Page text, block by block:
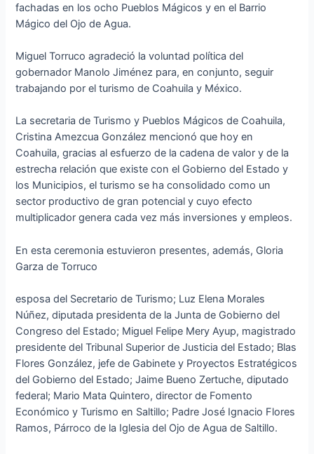
fachadas en los ocho Pueblos Mágicos y en el Barrio
Mágico del Ojo de Agua.
Miguel Torruco agradeció la voluntad política del
gobernador Manolo Jiménez para, en conjunto, seguir
trabajando por el turismo de Coahuila y México.
La secretaria de Turismo y Pueblos Mágicos de Coahuila,
Cristina Amezcua González mencionó que hoy en
Coahuila, gracias al esfuerzo de la cadena de valor y de la
estrecha relación que existe con el Gobierno del Estado y
los Municipios, el turismo se ha consolidado como un
sector productivo de gran potencial y cuyo efecto
multiplicador genera cada vez más inversiones y empleos.
En esta ceremonia estuvieron presentes, además, Gloria
Garza de Torruco
esposa del Secretario de Turismo; Luz Elena Morales
Núñez, diputada presidenta de la Junta de Gobierno del
Congreso del Estado; Miguel Felipe Mery Ayup, magistrado
presidente del Tribunal Superior de Justicia del Estado; Blas
Flores González, jefe de Gabinete y Proyectos Estratégicos
del Gobierno del Estado; Jaime Bueno Zertuche, diputado
federal; Mario Mata Quintero, director de Fomento
Económico y Turismo en Saltillo; Padre José Ignacio Flores
Ramos, Párroco de la Iglesia del Ojo de Agua de Saltillo.